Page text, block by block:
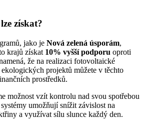
získat?
jako je Nová zelená úsporám,
krajů získat 10% vyšší podporu oproti
že na realizaci fotovoltaické
projektů můžete v těchto
prostředků.
možnost vzít kontrolu nad svou spotřebou
umožňují snížit závislost na
a využívat sílu slunce každý den.